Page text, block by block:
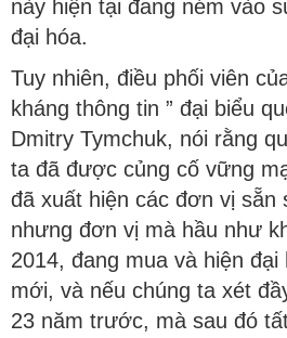
này hiện tại đang ném vào
đại hóa.
Tuy nhiên, điều phối viên
kháng thông tin ” đại biểu
Dmitry Tymchuk, nói rằng
ta đã được củng cố vững
đã xuất hiện các đơn vị sẵn
nhưng đơn vị mà hầu như
2014, đang mua và hiện
mới, và nếu chúng ta xét
23 năm trước, mà sau đó